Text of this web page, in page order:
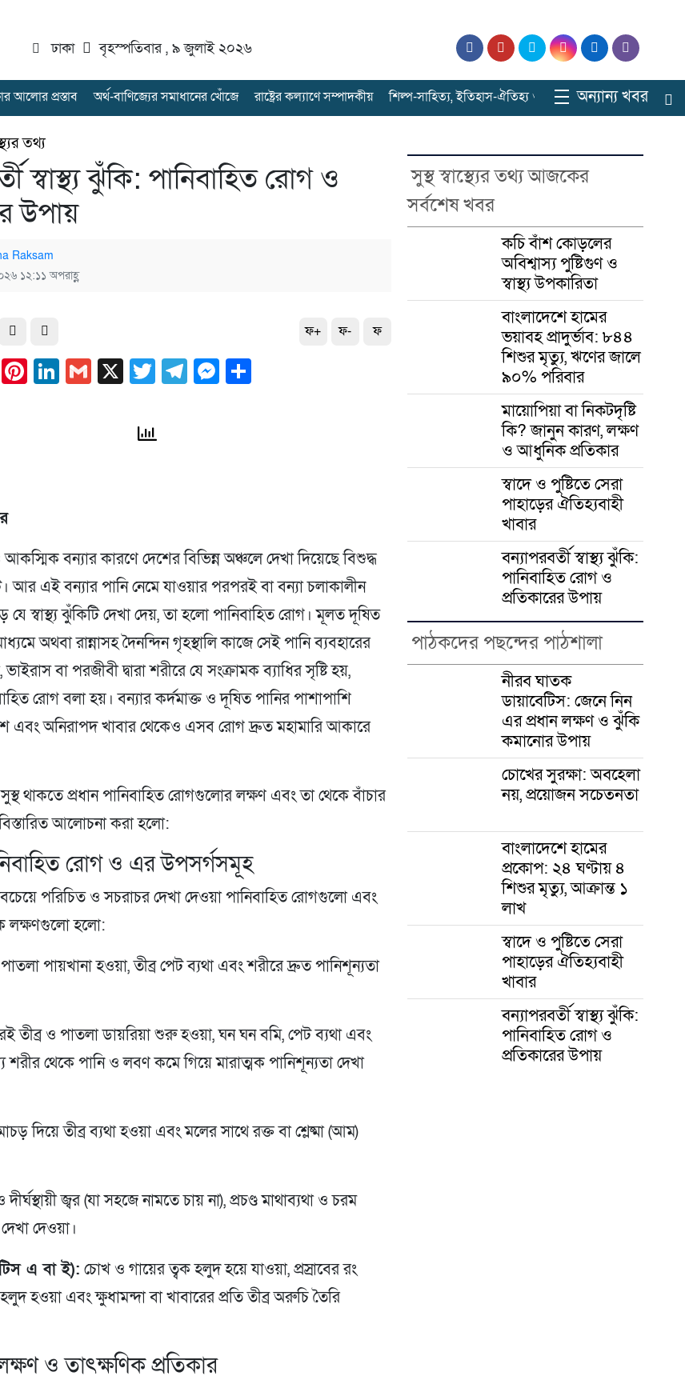
ঢাকা বৃহস্পতিবার , ৯ জুলাই ২০২৬
আলোর প্রস্তাব অর্থ-বাণিজ্যের সমাধানের খোঁজে রাষ্ট্রের কল্যাণে সম্পাদকীয় শিল্প-সাহিত্য, ইতিহাস-ঐতিহ্য ও বিনোদনের ঠিকানা
অন্যান্য খবর
তথ্য
স্বাস্থ্য ঝুঁকি: পানিবাহিত রোগ ও
উপায়
Raksam
১২:১১ অপরাহ্ণ
ফ+ ফ- ফ
WhatsApp
Pinterest
LinkedIn
Gmail
X Twitter
Telegram
Messenger
আকস্মিক বন্যার কারণে দেশের বিভিন্ন অঞ্চলে দেখা দিয়েছে বিশুদ্ধ
আর এই বন্যার পানি নেমে যাওয়ার পরপরই বা বন্যা চলাকালীন
স্বাস্থ্য ঝুঁকিটি দেখা দেয়, তা হলো পানিবাহিত রোগ। মূলত দূষিত
অথবা রান্নাসহ দৈনন্দিন গৃহস্থালি কাজে সেই পানি ব্যবহারের
বা পরজীবী দ্বারা শরীরে যে সংক্রামক ব্যাধির সৃষ্টি হয়,
রোগ বলা হয়। বন্যার কর্দমাক্ত ও দূষিত পানির পাশাপাশি
এবং অনিরাপদ খাবার থেকেও এসব রোগ দ্রুত মহামারি আকারে
থাকতে প্রধান পানিবাহিত রোগগুলোর লক্ষণ এবং তা থেকে বাঁচার
আলোচনা করা হলো:
রোগ ও এর উপসর্গসমূহ
পরিচিত ও সচরাচর দেখা দেওয়া পানিবাহিত রোগগুলো এবং
লক্ষণগুলো হলো:
পায়খানা হওয়া, তীব্র পেট ব্যথা এবং শরীরে দ্রুত পানিশূন্যতা
তীব্র ও পাতলা ডায়রিয়া শুরু হওয়া, ঘন ঘন বমি, পেট ব্যথা এবং
থেকে পানি ও লবণ কমে গিয়ে মারাত্মক পানিশূন্যতা দেখা
দিয়ে তীব্র ব্যথা হওয়া এবং মলের সাথে রক্ত বা শ্লেষ্মা (আম)
দীর্ঘস্থায়ী জ্বর (যা সহজে নামতে চায় না), প্রচণ্ড মাথাব্যথা ও চরম
দেওয়া।
এ বা ই): চোখ ও গায়ের ত্বক হলুদ হয়ে যাওয়া, প্রস্রাবের রং
হওয়া এবং ক্ষুধামন্দা বা খাবারের প্রতি তীব্র অরুচি তৈরি
ও তাৎক্ষণিক প্রতিকার
সুস্থ স্বাস্থ্যের তথ্য আজকের
সর্বশেষ খবর
কচি বাঁশ কোড়লের
অবিশ্বাস্য পুষ্টিগুণ ও
স্বাস্থ্য উপকারিতা
বাংলাদেশে হামের
ভয়াবহ প্রাদুর্ভাব: ৮৪৪
শিশুর মৃত্যু, ঋণের জালে
৯০% পরিবার
মায়োপিয়া বা নিকটদৃষ্টি
কি? জানুন কারণ, লক্ষণ
ও আধুনিক প্রতিকার
স্বাদে ও পুষ্টিতে সেরা
পাহাড়ের ঐতিহ্যবাহী
খাবার
বন্যাপরবর্তী স্বাস্থ্য ঝুঁকি:
পানিবাহিত রোগ ও
প্রতিকারের উপায়
পাঠকদের পছন্দের পাঠশালা
নীরব ঘাতক
ডায়াবেটিস: জেনে নিন
এর প্রধান লক্ষণ ও ঝুঁকি
কমানোর উপায়
চোখের সুরক্ষা: অবহেলা
নয়, প্রয়োজন সচেতনতা
বাংলাদেশে হামের
প্রকোপ: ২৪ ঘণ্টায় ৪
শিশুর মৃত্যু, আক্রান্ত ১
লাখ
স্বাদে ও পুষ্টিতে সেরা
পাহাড়ের ঐতিহ্যবাহী
খাবার
বন্যাপরবর্তী স্বাস্থ্য ঝুঁকি:
পানিবাহিত রোগ ও
প্রতিকারের উপায়